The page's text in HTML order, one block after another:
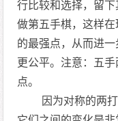
行比较和选择，留
做第五手棋，这样
的最强点，从而进
更公平。注意：五
点。
因为对称的两打